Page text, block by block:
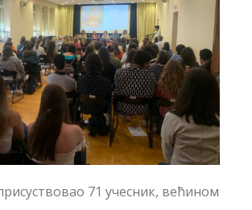
71 учесник, већином